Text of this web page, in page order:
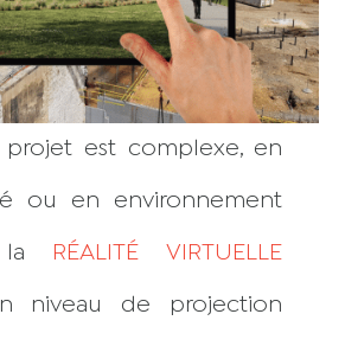
projet est complexe, en
ou en environnement
la RÉALITÉ VIRTUELLE
niveau de projection